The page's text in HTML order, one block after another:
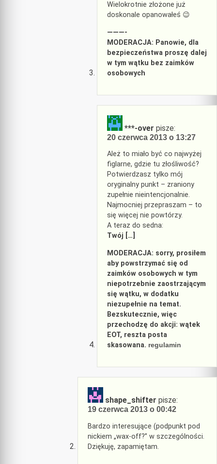
Wielokrotnie złożone już
doskonale opanowałeś 😉
———-
MODERACJA: Panowie, dla
bezpieczeństwa proszę dalej
w tym wątku bez zaimków
osobowych
***-over pisze:
20 czerwca 2013 o 13:27
Ależ to miało być co najwyżej
figlarne, gdzie tu złośliwość?
Potwierdzasz tylko mój
oryginalny punkt – zraniony
zupełnie nieintencjonalnie.
Najmocniej przepraszam – to
się więcej nie powtórzy.
A teraz do sedna:
Twój […]
MODERACJA: sorry, prosiłem
aby powstrzymać się od
zaimków osobowych w tym
niepotrzebnie zaostrzającym
się wątku, w dodatku
niezupełnie na temat.
Bezskutecznie, więc
przechodzę do akcji: wątek
EOT, reszta posta
skasowana. regulamin
shape_shifter pisze:
19 czerwca 2013 o 00:42
Bardzo interesujące (podpunkt pod
nickiem „wax-off?” w szczególności.
Dziękuję, zapamiętam.